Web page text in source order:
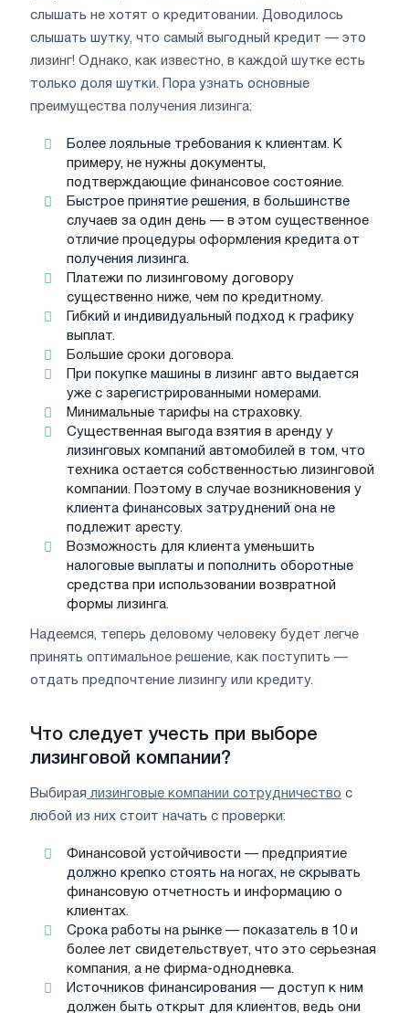
слышать не хотят о кредитовании. Доводилось
слышать шутку, что самый выгодный кредит — это
лизинг! Однако, как известно, в каждой шутке есть
только доля шутки. Пора узнать основные
преимущества получения лизинга:
Более лояльные требования к клиентам. К
примеру, не нужны документы,
подтверждающие финансовое состояние.
Быстрое принятие решения, в большинстве
случаев за один день — в этом существенное
отличие процедуры оформления кредита от
получения лизинга.
Платежи по лизинговому договору
существенно ниже, чем по кредитному.
Гибкий и индивидуальный подход к графику
выплат.
Большие сроки договора.
При покупке машины в лизинг авто выдается
уже с зарегистрированными номерами.
Минимальные тарифы на страховку.
Существенная выгода взятия в аренду у
лизинговых компаний автомобилей в том, что
техника остается собственностью лизинговой
компании. Поэтому в случае возникновения у
клиента финансовых затруднений она не
подлежит аресту.
Возможность для клиента уменьшить
налоговые выплаты и пополнить оборотные
средства при использовании возвратной
формы лизинга.
Надеемся, теперь деловому человеку будет легче
принять оптимальное решение, как поступить —
отдать предпочтение лизингу или кредиту.
Что следует учесть при выборе
лизинговой компании?
Выбирая лизинговые компании сотрудничество с
любой из них стоит начать с проверки:
Финансовой устойчивости — предприятие
должно крепко стоять на ногах, не скрывать
финансовую отчетность и информацию о
клиентах.
Срока работы на рынке — показатель в 10 и
более лет свидетельствует, что это серьезная
компания, а не фирма-однодневка.
Источников финансирования — доступ к ним
должен быть открыт для клиентов, ведь они